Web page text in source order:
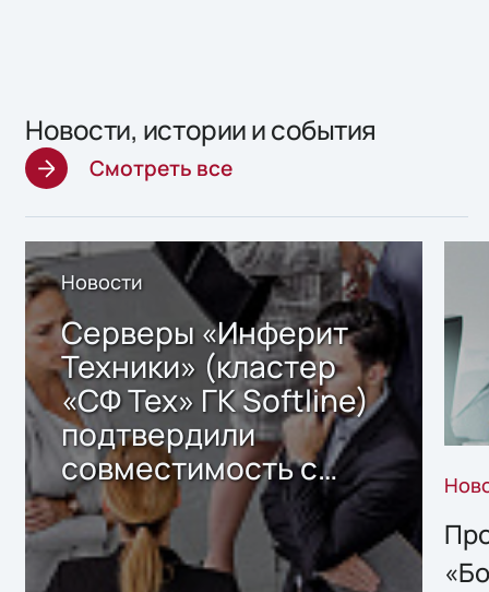
Новости, истории и события
Смотреть все
Новости
Серверы «Инферит
Техники» (кластер
«СФ Тех» ГК Softline)
подтвердили
совместимость с
решением Sharx
Storage 2.x для
хранения данных